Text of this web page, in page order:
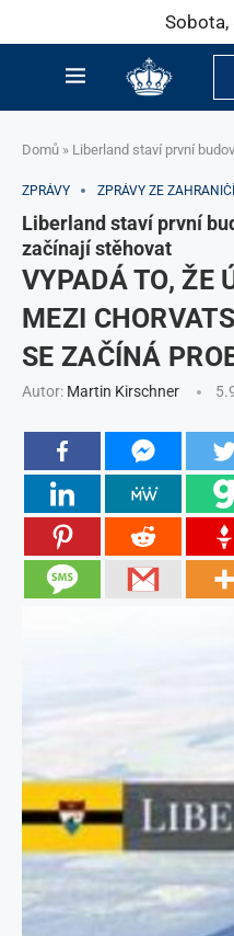
Sobota,
Domů » Liberland staví první
ZPRÁVY ZPRÁVY ZE ZAHRANIČÍ
Liberland staví první
začínají stěhovat
VYPADÁ TO, ŽE
MEZI
SE ZAČÍNÁ
Autor: Martin Kirschner